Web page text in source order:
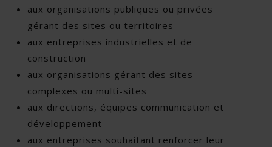
aux organisations publiques ou privées
gérant des sites ou territoires
aux entreprises industrielles et de
construction
aux organisations gérant des sites
complexes ou multi-sites
aux directions, équipes communication et
développement
aux entreprises souhaitant renforcer leur